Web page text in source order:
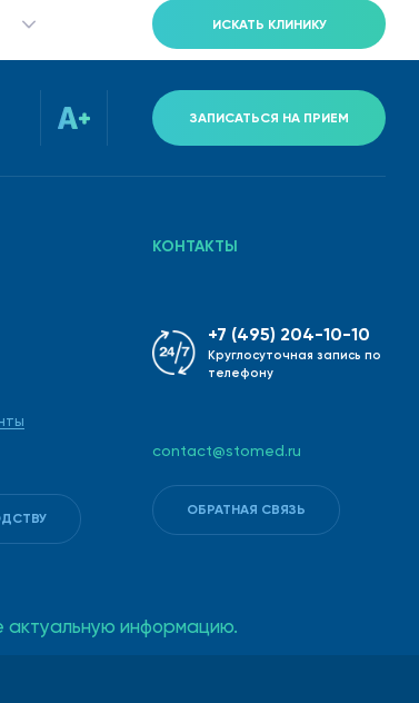
лазерного воздействия.
ИСКАТЬ КЛИНИКУ
ЗАПИСАТЬСЯ НА ПРИЕМ
КОНТАКТЫ
+7 (495) 204-10-10
Круглосуточная запись по
телефону
contact@stomed.ru
ОБРАТНАЯ СВЯЗЬ
актуальную информацию.